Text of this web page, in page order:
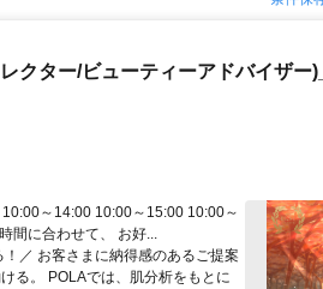
クター/ビューティーアドバイザー
～14:00 10:00～15:00 10:00～
間に合わせて、 お好...
／ お客さまに納得感のあるご提案
る。 POLAでは、肌分析をもとに